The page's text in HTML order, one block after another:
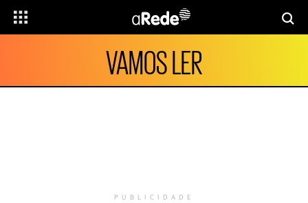
VAMOS LER
PUBLICIDADE